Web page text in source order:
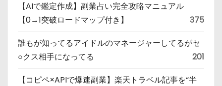
【AIで鑑定作成】副業占い完全攻略マニュアル
【0→1突破ロードマップ付き】
375
誰もが知ってるアイドルのマネージャーしてるがセ
○クス相手になってる
201
【コピペ×APIで爆速副業】楽天トラベル記事を“半